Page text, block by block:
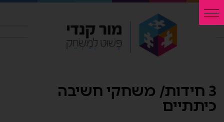
3 חידות/ משחקי חשיבה
כיתתיים